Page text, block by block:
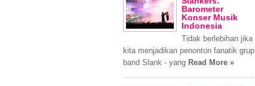
Barometer
Konser Musik
Indonesia
Tidak berlebihan jika
kita menjadikan penonton fanatik grup
band Slank - yang Read More »